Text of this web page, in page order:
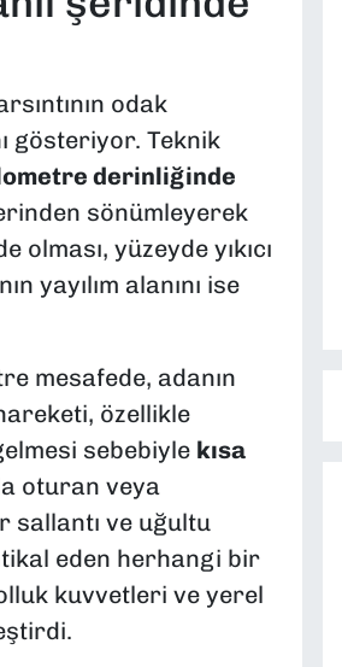
odak
gösteriyor. Teknik
derinliğinde
sönümleyerek
yüzeyde yıkıcı
yayılım alanını ise
mesafede, adanın
özellikle
sebebiyle kısa
oturan veya
sallantı ve uğultu
eden herhangi bir
kuvvetleri ve yerel